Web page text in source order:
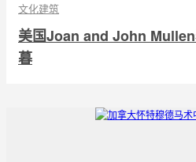
文化建筑
美国Joan and John
暮